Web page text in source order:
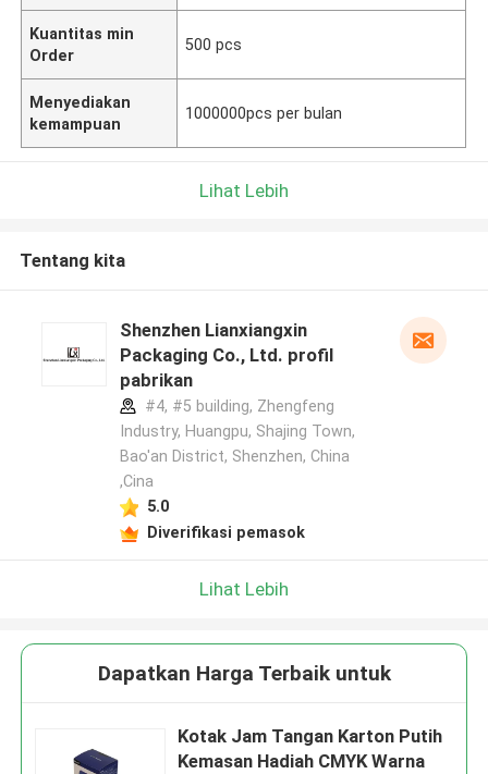
Kuantitas min
Order
500 pcs
Menyediakan
kemampuan
1000000pcs per bulan
Lihat Lebih
Tentang kita
Shenzhen Lianxiangxin
Packaging Co., Ltd. profil
pabrikan
#4, #5 building, Zhengfeng
Industry, Huangpu, Shajing Town,
Bao'an District, Shenzhen, China
,Cina
5.0
Diverifikasi pemasok
Lihat Lebih
Dapatkan Harga Terbaik untuk
Kotak Jam Tangan Karton Putih
Kemasan Hadiah CMYK Warna